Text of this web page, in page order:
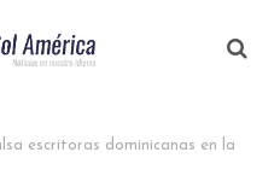
escritoras dominicanas en la